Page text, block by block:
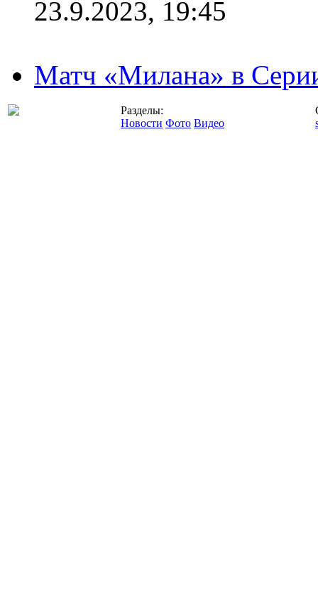
23.9.2023, 19:45
Матч «Милана» в
Разделы:
Новости Фото Видео